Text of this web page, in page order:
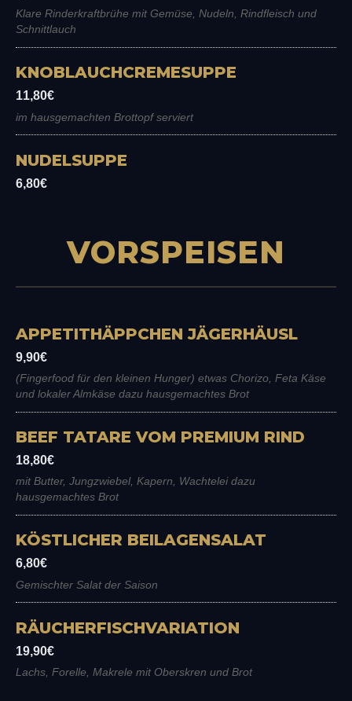
Klare Rinderkraftbrühe mit Gemüse, Nudeln, Rindfleisch und
Schnittlauch
KNOBLAUCHCREMESUPPE
11,80€
im hausgemachten Brottopf serviert
NUDELSUPPE
6,80€
VORSPEISEN
APPETITHÄPPCHEN JÄGERHÄUSL
9,90€
(Fingerfood für den kleinen Hunger) etwas Chorizo, Feta Käse
und lokaler Almkäse dazu hausgemachtes Brot
BEEF TATARE VOM PREMIUM RIND
18,80€
mit Butter, Jungzwiebel, Kapern, Wachtelei dazu
hausgemachtes Brot
KÖSTLICHER BEILAGENSALAT
6,80€
Gemischter Salat der Saison
RÄUCHERFISCHVARIATION
19,90€
Lachs, Forelle, Makrele mit Oberskren und Brot